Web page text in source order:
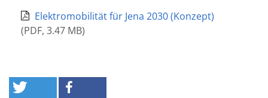
Elektromobilität für Jena 2030 (Konzept)
(PDF, 3.47 MB)